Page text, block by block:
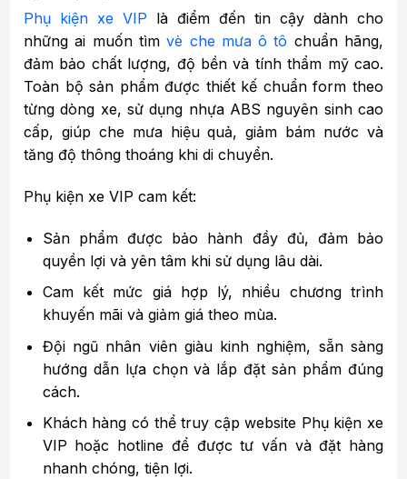
Phụ kiện xe VIP là điểm đến tin cậy dành cho
những ai muốn tìmvè che mưa ô tô chuẩn hãng,
đảm bảo chất lượng, độ bền và tính thẩm mỹ cao.
Toàn bộ sản phẩm được thiết kế chuẩn form theo
từng dòng xe, sử dụng nhựa ABS nguyên sinh cao
cấp, giúp che mưa hiệu quả, giảm bám nước và
tăng độ thông thoáng khi di chuyển.
Phụ kiện xe VIP cam kết:
Sản phẩm được bảo hành đầy đủ, đảm bảo
quyền lợi và yên tâm khi sử dụng lâu dài.
Cam kết mức giá hợp lý, nhiều chương trình
khuyến mãi và giảm giá theo mùa.
Đội ngũ nhân viên giàu kinh nghiệm, sẵn sàng
hướng dẫn lựa chọn và lắp đặt sản phẩm đúng
cách.
Khách hàng có thể truy cập website Phụ kiện xe
VIP hoặc hotline để được tư vấn và đặt hàng
nhanh chóng, tiện lợi.